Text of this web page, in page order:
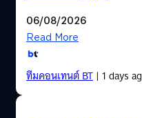
06/08/2026
Read More
ทีมคอนเทนต์ BT| 1 days